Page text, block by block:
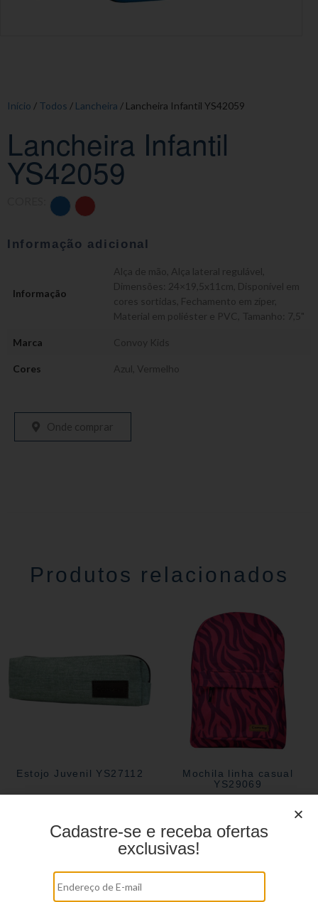
Início / Todos / Lancheira / Lancheira Infantil YS42059
Lancheira Infantil
YS42059
Informação adicional
Informação
Alça de mão Alça lateral regulável
Dimensões: 24×19,5x11cm Disponível em
cores sortidas Fechamento em zíper
Material em poliéster e PVC Tamanho: 7,5"
Marca Convoy Kids
Cores Azul Vermelho
Onde comprar
Produtos relacionados
Estojo Juvenil YS27112
Mochila linha casual
YS29069
Cadastre-se e receba ofertas
exclusivas!